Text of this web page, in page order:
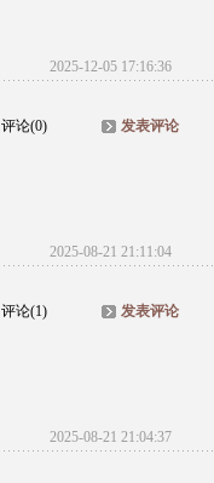
2025-12-05 17:16:36
评论(0) 发表评论
2025-08-21 21:11:04
评论(1) 发表评论
2025-08-21 21:04:37